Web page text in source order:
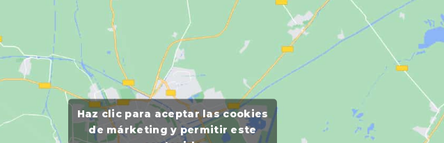
Haz clic para aceptar las cookies
de márketing y permitir este